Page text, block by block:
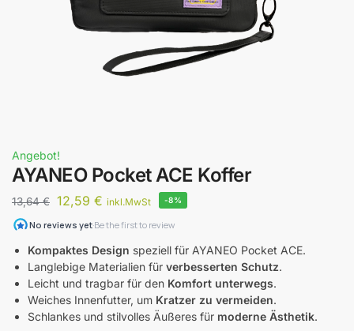
Angebot!
AYANEO Pocket ACE Koffer
13,64€ 12,59 € inkl.MwSt -8%
Kompaktes Design speziell für AYANEO Pocket ACE.
Langlebige Materialien für verbesserten Schutz.
Leicht und tragbar für den Komfort unterwegs.
Weiches Innenfutter, um Kratzer zu vermeiden.
Schlankes und stilvolles Äußeres für moderne Ästhetik.